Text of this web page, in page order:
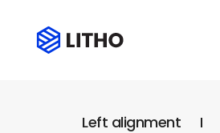
Left alignment